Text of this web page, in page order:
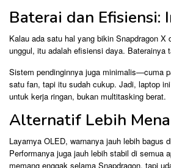
Baterai dan Efisiensi:
Kalau ada satu hal yang bikin Snapdragon X
unggul, itu adalah efisiensi daya. Baterainya
Sistem pendinginnya juga minimalis—cuma
satu fan, tapi itu sudah cukup. Jadi, laptop
untuk kerja ringan, bukan multitasking berat.
Alternatif Lebih
Layarnya OLED, warnanya jauh lebih bagus
Performanya juga jauh lebih stabil di semua
memang enggak selama Snapdragon, tapi